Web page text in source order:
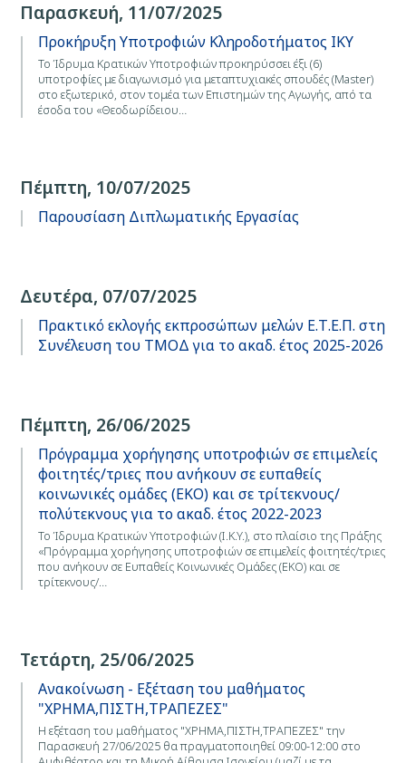
Παρασκευή, 11/07/2025
Προκήρυξη Υποτροφιών Κληροδοτήματος ΙΚΥ
Το Ίδρυμα Κρατικών Υποτροφιών προκηρύσσει έξι (6)
υποτροφίες με διαγωνισμό για μεταπτυχιακές σπουδές (Master)
στο εξωτερικό, στον τομέα των Επιστημών της Αγωγής, από τα
έσοδα του «Θεοδωρίδειου…
Πέμπτη, 10/07/2025
Παρουσίαση Διπλωματικής Εργασίας
Δευτέρα, 07/07/2025
Πρακτικό εκλογής εκπροσώπων μελών Ε.Τ.Ε.Π. στη
Συνέλευση του ΤΜΟΔ για το ακαδ. έτος 2025-2026
Πέμπτη, 26/06/2025
Πρόγραμμα χορήγησης υποτροφιών σε επιμελείς
φοιτητές/τριες που ανήκουν σε ευπαθείς
κοινωνικές ομάδες (ΕΚΟ) και σε τρίτεκνους/
πολύτεκνους για το ακαδ. έτος 2022-2023
Το Ίδρυμα Κρατικών Υποτροφιών (I.K.Y.), στο πλαίσιο της Πράξης
«Πρόγραμμα χορήγησης υποτροφιών σε επιμελείς φοιτητές/τριες
που ανήκουν σε Ευπαθείς Κοινωνικές Ομάδες (ΕΚΟ) και σε
τρίτεκνους/…
Τετάρτη, 25/06/2025
Ανακοίνωση - Εξέταση του μαθήματος
"ΧΡΗΜΑ,ΠΙΣΤΗ,ΤΡΑΠΕΖΕΣ"
Η εξέταση του μαθήματος "ΧΡΗΜΑ,ΠΙΣΤΗ,ΤΡΑΠΕΖΕΣ" την
Παρασκευή 27/06/2025 θα πραγματοποιηθεί 09:00-12:00 στο